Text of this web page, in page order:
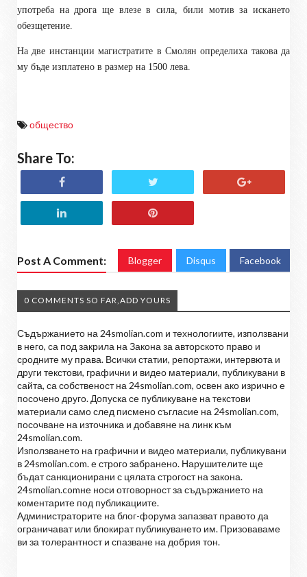
употреба на дрога ще влезе в сила, били мотив за искането
обезщетение.
На две инстанции магистратите в Смолян определиха такова да
му бъде изплатено в размер на 1500 лева.
общество
Share To:
Post A Comment: Blogger Disqus Facebook
0 COMMENTS SO FAR,ADD YOURS
Съдържанието на 24smolian.com и технологиите, използвани
в него, са под закрила на Закона за авторското право и
сродните му права. Всички статии, репортажи, интервюта и
други текстови, графични и видео материали, публикувани в
сайта, са собственост на 24smolian.com, освен ако изрично е
посочено друго. Допуска се публикуване на текстови
материали само след писмено съгласие на 24smolian.com,
посочване на източника и добавяне на линк към
24smolian.com.
Използването на графични и видео материали, публикувани
в 24smolian.com. е строго забранено. Нарушителите ще
бъдат санкционирани с цялата строгост на закона.
24smolian.comне носи отговорност за съдържанието на
коментарите под публикациите.
Администраторите на блог-форума запазват правото да
ограничават или блокират публикуването им. Призоваваме
ви за толерантност и спазване на добрия тон.